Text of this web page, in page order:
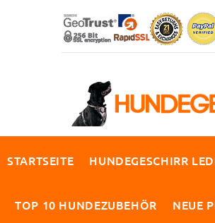
STARTSEITE HUNDEGESCHIRR
TOP 10 HUNDEZUBEHÖR NEUE